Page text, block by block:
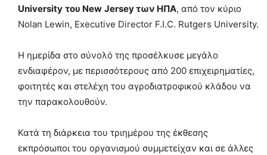
University του New Jerseyτων ΗΠΑ, από τον κύριο
Nolan Lewin, Executive Director F.I.C. Rutgers University.
Η ημερίδα στο σύνολό της προσέλκυσε μεγάλο
ενδιαφέρον, με περισσότερους από 200 επιχειρηματίες,
φοιτητές και στελέχη του αγροδιατροφικού κλάδου να
την παρακολουθούν.
Κατά τη διάρκεια του τριημέρου της έκθεσης
εκπρόσωποι του οργανισμού συμμετείχαν και σε άλλες